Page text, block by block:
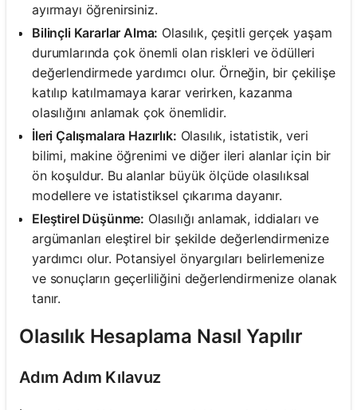
ayırmayı öğrenirsiniz.
Bilinçli Kararlar Alma: Olasılık, çeşitli gerçek yaşam
durumlarında çok önemli olan riskleri ve ödülleri
değerlendirmede yardımcı olur. Örneğin, bir çekilişe
katılıp katılmamaya karar verirken, kazanma
olasılığını anlamak çok önemlidir.
İleri Çalışmalara Hazırlık: Olasılık, istatistik, veri
bilimi, makine öğrenimi ve diğer ileri alanlar için bir
ön koşuldur. Bu alanlar büyük ölçüde olasılıksal
modellere ve istatistiksel çıkarıma dayanır.
Eleştirel Düşünme: Olasılığı anlamak, iddiaları ve
argümanları eleştirel bir şekilde değerlendirmenize
yardımcı olur. Potansiyel önyargıları belirlemenize
ve sonuçların geçerliliğini değerlendirmenize olanak
tanır.
Olasılık Hesaplama Nasıl Yapılır
Adım Adım Kılavuz